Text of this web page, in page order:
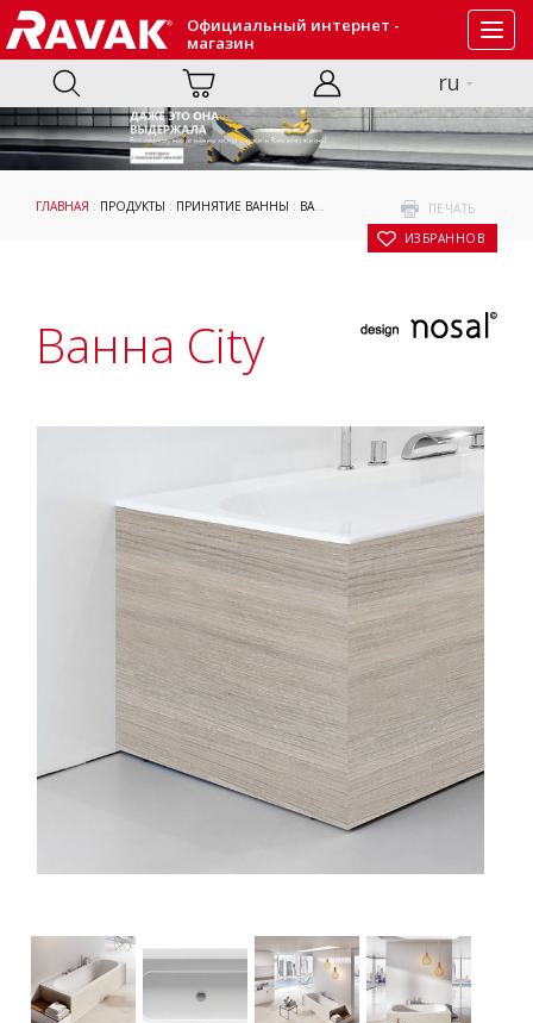
Официальный интернет -
магазин
ru
ПЕЧАТЬ
В ИЗБРАННОЕ
ГЛАВНАЯ : ПРОДУКТЫ : ПРИНЯТИЕ ВАННЫ : ВАННЫ ПРЯМОУГОЛЬНЫЕ ВАННЫ
Ванна City